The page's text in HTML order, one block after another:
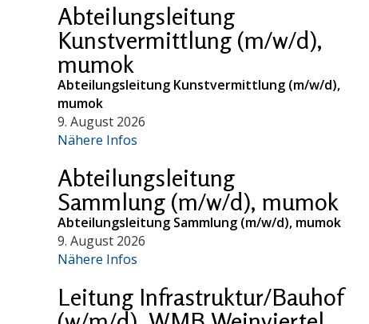
Abteilungsleitung
Kunstvermittlung (m/w/d),
mumok
Abteilungsleitung Kunstvermittlung (m/w/d),
mumok
9. August 2026
Nähere Infos
Abteilungsleitung
Sammlung (m/w/d), mumok
Abteilungsleitung Sammlung (m/w/d), mumok
9. August 2026
Nähere Infos
Leitung Infrastruktur/Bauhof